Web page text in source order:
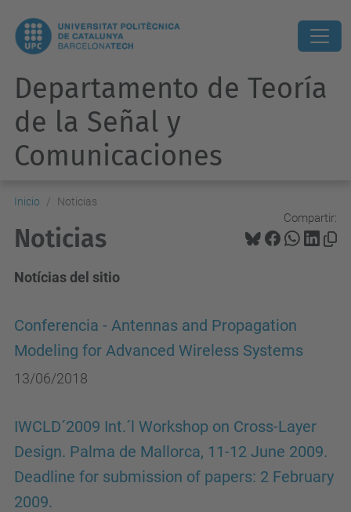
Departamento de Teoría
de la Señal y
Comunicaciones
Inicio Noticias
Compartir:
Noticias
Notícias del sitio
Conferencia - Antennas and Propagation
Modeling for Advanced Wireless Systems
13/06/2018
IWCLD´2009 Int.´l Workshop on Cross-Layer
Design. Palma de Mallorca, 11-12 June 2009.
Deadline for submission of papers: 2 February
2009.